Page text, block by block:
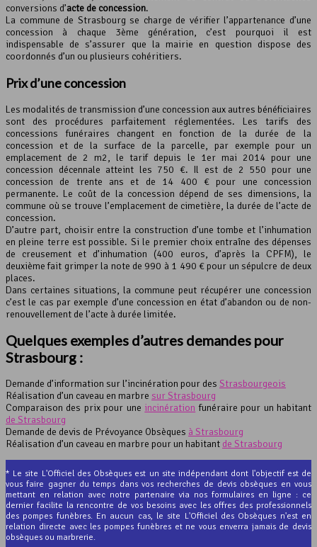
conversions d’acte de concession.
La commune de Strasbourg se charge de vérifier l’appartenance d’une
concession à chaque 3ème génération, c’est pourquoi il est
indispensable de s’assurer que la mairie en question dispose des
coordonnés d’un ou plusieurs cohéritiers.
Prix d’une concession
Les modalités de transmission d’une concession aux autres bénéficiaires
sont des procédures parfaitement réglementées. Les tarifs des
concessions funéraires changent en fonction de la durée de la
concession et de la surface de la parcelle, par exemple pour un
emplacement de 2 m2, le tarif depuis le 1er mai 2014 pour une
concession décennale atteint les 750 €. Il est de 2 550 pour une
concession de trente ans et de 14 400 € pour une concession
permanente. Le coût de la concession dépend de ses dimensions, la
commune où se trouve l’emplacement de cimetière, la durée de l’acte de
concession.
D’autre part, choisir entre la construction d’une tombe et l’inhumation
en pleine terre est possible. Si le premier choix entraîne des dépenses
de creusement et d’inhumation (400 euros, d’après la CPFM), le
deuxième fait grimper la note de 990 à 1 490 € pour un sépulcre de deux
places.
Dans certaines situations, la commune peut récupérer une concession
c’est le cas par exemple d’une concession en état d’abandon ou de non-
renouvellement de l’acte à durée limitée.
Quelques exemples d’autres demandes pour
Strasbourg :
Demande d’information sur l’incinération pour des Strasbourgeois
Réalisation d’un caveau en marbre sur Strasbourg
Comparaison des prix pour une incinération funéraire pour un habitant
de Strasbourg
Demande de devis de Prévoyance Obsèques à Strasbourg
Réalisation d’un caveau en marbre pour un habitant de Strasbourg
* Le site L'Officiel des Obsèques est un site indépendant dont l'objectif est de
vous faire gagner du temps dans vos recherches de devis obsèques en vous
mettant en relation avec notre partenaire via nos formulaires en ligne : ce
dernier facilite la rencontre de vos besoins avec les offres des professionnels
des pompes funèbres. En aucun cas, le site L'Officiel des Obsèques n'est en
relation directe avec les pompes funèbres et ne vous enverra jamais de devis
obsèques ou marbrerie.